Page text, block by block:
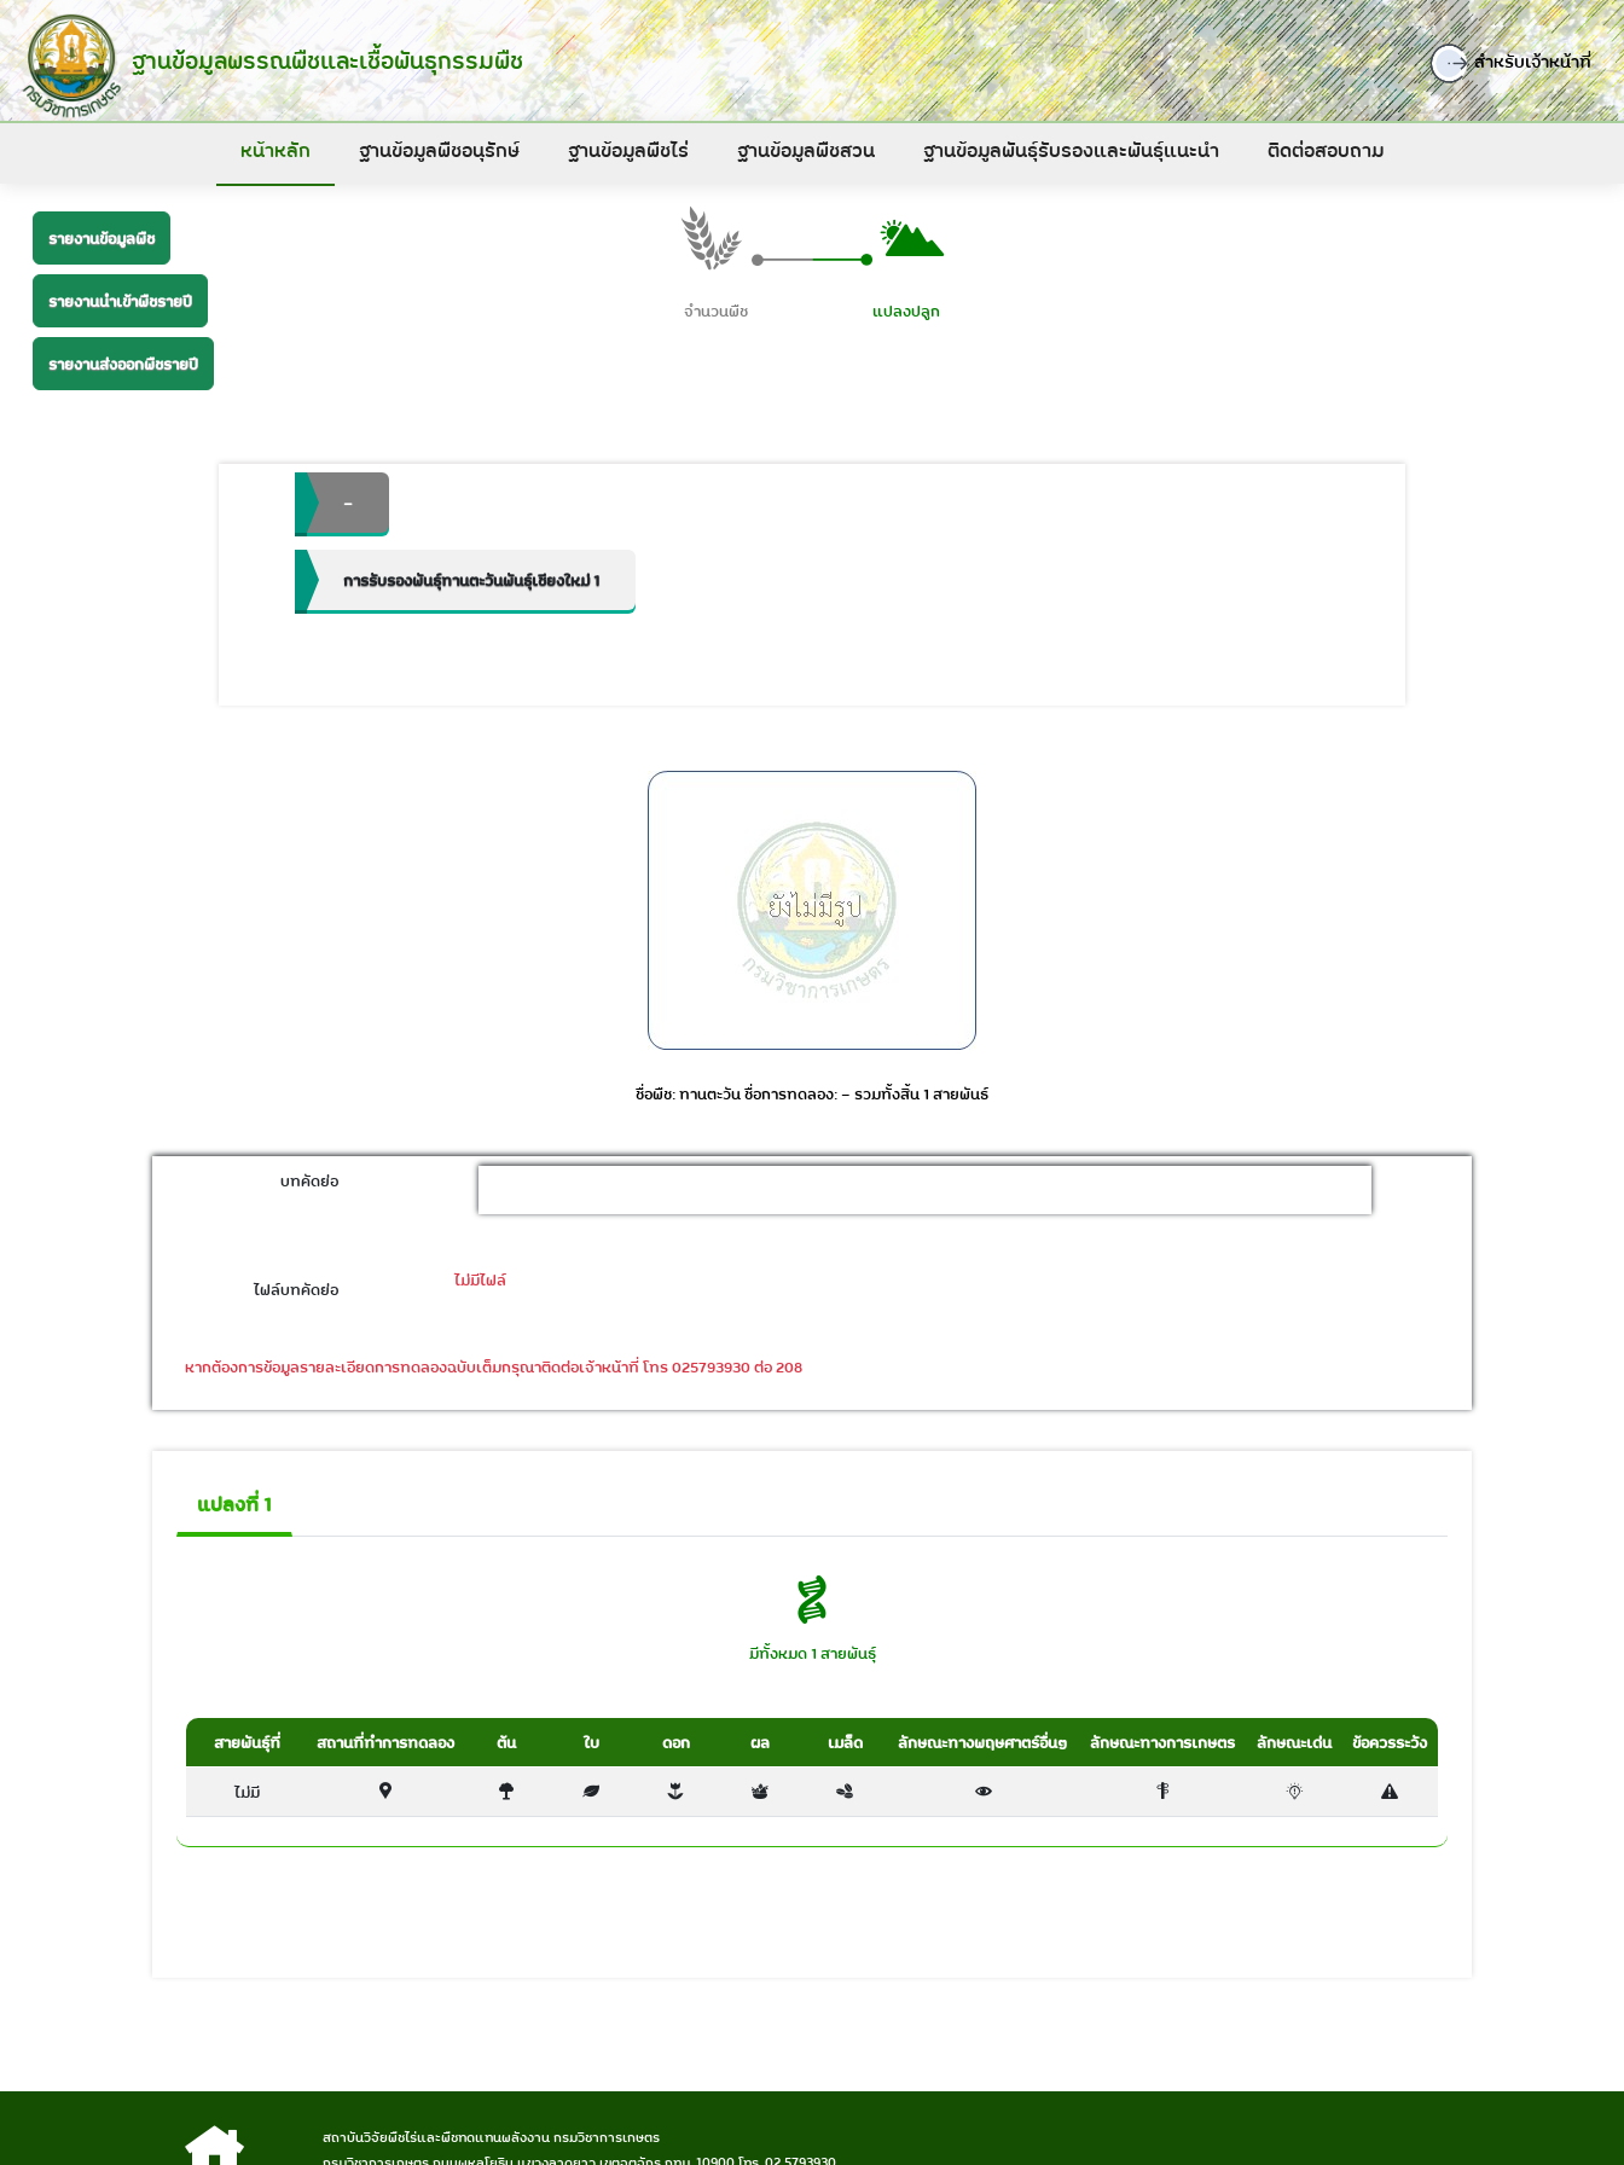
ฐานข้อมูลพรรณพืชและเชื้อพันธุกรรมพืช สำหรับเจ้าหน้าที่
หน้าหลัก ฐานข้อมูลพืชอนุรักษ์ ฐานข้อมูลพืชไร่ ฐานข้อมูลพืชสวน ฐานข้อมูลพันธุ์รับรองและพันธุ์แนะนำ ติดต่อสอบถาม
รายงานข้อมูลพืช
รายงานนำเข้าพืชรายปี
รายงานส่งออกพืชรายปี
จำนวนพืช แปลงปลูก
-
การรับรองพันธุ์ทานตะวันพันธุ์เชียงใหม่ 1
ชื่อพืช: ทานตะวัน ชื่อการทดลอง: - รวมทั้งสิ้น 1 สายพันธ์
บทคัดย่อ
ไฟล์บทคัดย่อ ไม่มีไฟล์
หากต้องการข้อมูลรายละเอียดการทดลองฉบับเต็มกรุณาติดต่อเจ้าหน้าที่ โทร 025793930 ต่อ 208
แปลงที่ 1
มีทั้งหมด 1 สายพันธุ์
สายพันธุ์ที่ สถานที่ทำการทดลอง ต้น ใบ ดอก ผล เมล็ด ลักษณะทางพฤษศาตร์อื่นๆ ลักษณะทางการเกษตร ลักษณะเด่น ข้อควรระวัง
ไม่มี
สถาบันวิจัยพืชไร่และพืชทดแทนพลังงาน กรมวิชาการเกษตร